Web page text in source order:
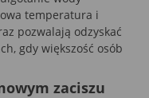
temperatura i
pozwalają odzyskać
gdy większość osób
zaciszu